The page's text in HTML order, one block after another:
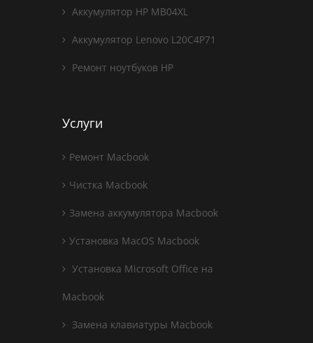
Аккумулятор HP MB04XL
Аккумулятор Lenovo L20C4P71
Ремонт ноутбуков HP
Услуги
Ремонт Macbook
Чистка Macbook
Замена аккумулятора Macbook
Установка MacOS Macbook
Установка Microsoft Office на
Macbook
Замена клавиатуры Macbook